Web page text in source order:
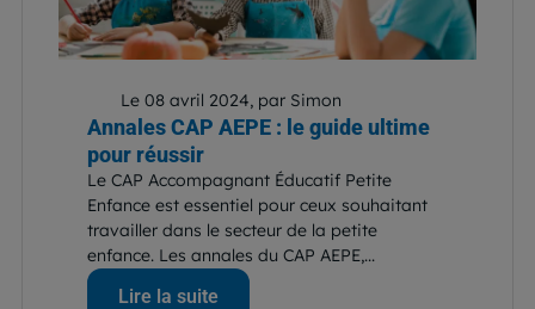
Le 08 avril 2024, par Simon
Annales CAP AEPE : le guide ultime
pour réussir
Le CAP Accompagnant Éducatif Petite
Enfance est essentiel pour ceux souhaitant
travailler dans le secteur de la petite
enfance. Les annales du CAP AEPE,...
Lire la suite